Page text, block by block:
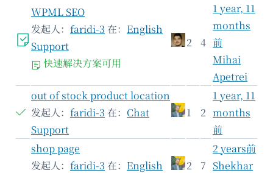
WPML SEO
发起人： faridi-3 在： English
Support
快速解决方案可用
2 4
1 year, 11
months
前
Mihai
Apetrei
out of stock product location
发起人： faridi-3 在： Chat
Support
1 2
1 year, 11
months
前
shop page
发起人： faridi-3 在： English
2 7
2 years前
Shekhar